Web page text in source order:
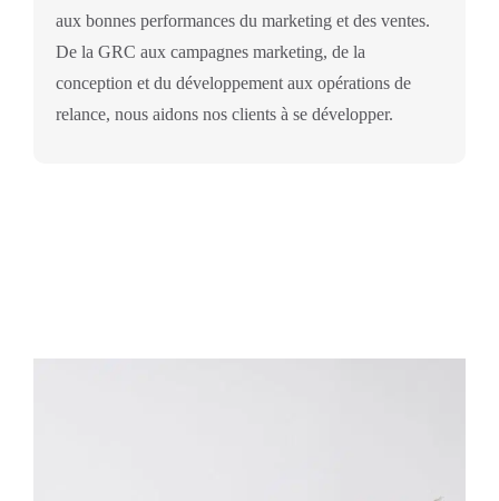
aux bonnes performances du marketing et des ventes.
De la GRC aux campagnes marketing, de la
conception et du développement aux opérations de
relance, nous aidons nos clients à se développer.